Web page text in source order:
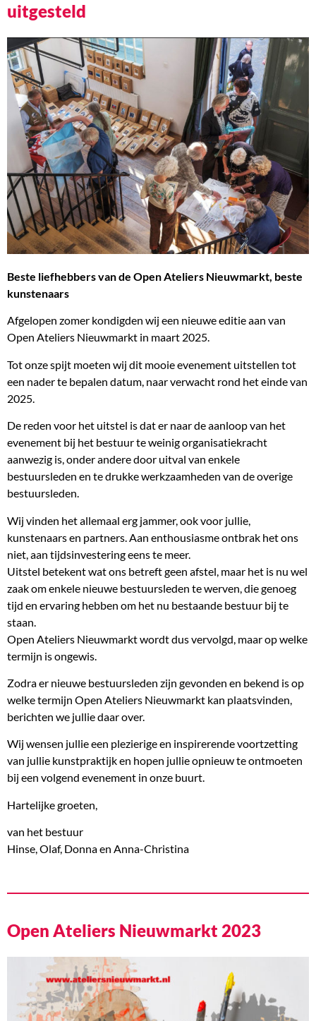
uitgesteld
Beste liefhebbers van de OpenAteliers Nieuwmarkt, beste
kunstenaars
Afgelopen zomer kondigden wij een nieuwe editie aan van
Open Ateliers Nieuwmarkt in maart 2025.
Tot onze spijt moeten wij dit mooie evenement uitstellen tot
een nader te bepalen datum, naar verwacht rond het einde van
2025.
De reden voor het uitstel is dat er naar de aanloop van het
evenement bij het bestuur te weinig organisatiekracht
aanwezig is, onder andere door uitval van enkele
bestuursleden en te drukke werkzaamheden van de overige
bestuursleden.
Wij vinden het allemaal erg jammer, ook voor jullie,
kunstenaars en partners. Aan enthousiasme ontbrak het ons
niet, aan tijdsinvestering eens te meer.
Uitstel betekent wat ons betreft geen afstel, maar het is nu wel
zaak om enkele nieuwe bestuursleden te werven, die genoeg
tijd en ervaring hebben om het nu bestaande bestuur bij te
staan.
Open Ateliers Nieuwmarkt wordt dus vervolgd, maar op welke
termijn is ongewis.
Zodra er nieuwe bestuursleden zijn gevonden en bekend is op
welke termijn Open Ateliers Nieuwmarkt kan plaatsvinden,
berichten we jullie daar over.
Wij wensen jullie een plezierige en inspirerende voortzetting
van jullie kunstpraktijk en hopen jullie opnieuw te ontmoeten
bij een volgend evenement in onze buurt.
Hartelijke groeten,
van het bestuur
Hinse, Olaf, Donna en Anna-Christina
Open Ateliers Nieuwmarkt 2023